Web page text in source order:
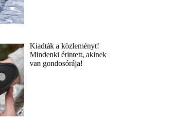
Kiadták a közleményt!
Mindenki érintett, akinek
van gondosórája!